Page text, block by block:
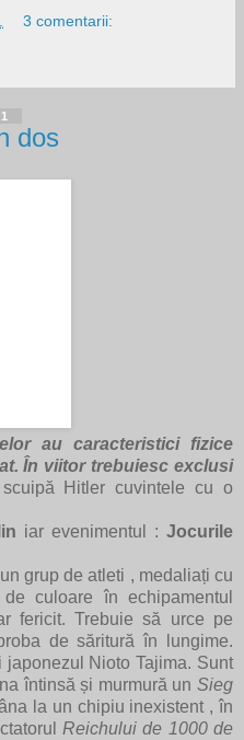
3 comentarii:
dos
au caracteristici fizice
În viitor trebuiesc exclusi
scuipă Hitler cuvintele cu o
iar evenimentul :Jocurile
grup de atleti , medaliați cu
culoare în echipamentul
fericit. Trebuie să urce pe
de săritură în lungime.
japonezul Nioto Tajima. Sunt
întinsă și murmură un Sieg
la un chipiu inexistent , în
Reichului de 1000 de